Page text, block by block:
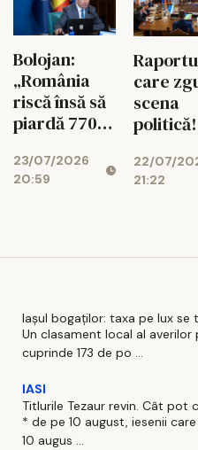
Bolojan:
„România
riscă însă să
piardă 770
de euro dacă
legea
23/07/2026
20:59
care
scena
politică!
explică
cresc
22/07/
21:22
Iașul bogaților: taxa pe lux se
Un clasament local al
cuprinde 173 de po ...
IASI
Titlurile Tezaur revin. Cât pot
* de pe 10 august, iesenii
10 augus ...